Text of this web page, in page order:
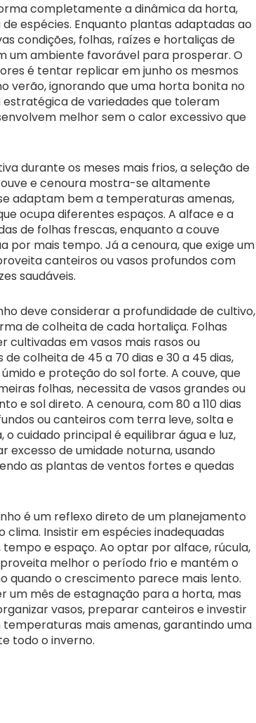
completamente a dinâmica da horta,
espécies. Enquanto plantas adaptadas ao
condições, folhas, raízes e hortaliças de
um ambiente favorável para prosperar. O
é tentar replicar em junho os mesmos
verão, ignorando que uma horta bonita no
de variedades que toleram
melhor sem o calor excessivo que
durante os meses mais frios, a seleção de
e cenoura mostra-se altamente
adaptam bem a temperaturas amenas,
ocupa diferentes espaços. A alface e a
de folhas frescas, enquanto a couve
por mais tempo. Já a cenoura, que exige um
canteiros ou vasos profundos com
saudáveis.
deve considerar a profundidade de cultivo,
de colheita de cada hortaliça. Folhas
cultivadas em vasos mais rasos ou
colheita de 45 a 70 dias e 30 a 45 dias,
e proteção do sol forte. A couve, que
folhas, necessita de vasos grandes ou
e sol direto. A cenoura, com 80 a 110 dias
ou canteiros com terra leve, solta e
o cuidado principal é equilibrar água e luz,
excesso de umidade noturna, usando
as plantas de ventos fortes e quedas
é um reflexo direto de um planejamento
Insistir em espécies inadequadas
e espaço. Ao optar por alface, rúcula,
melhor o período frio e mantém o
quando o crescimento parece mais lento.
um mês de estagnação para a horta, mas
vasos, preparar canteiros e investir
mais amenas, garantindo uma
todo o inverno.